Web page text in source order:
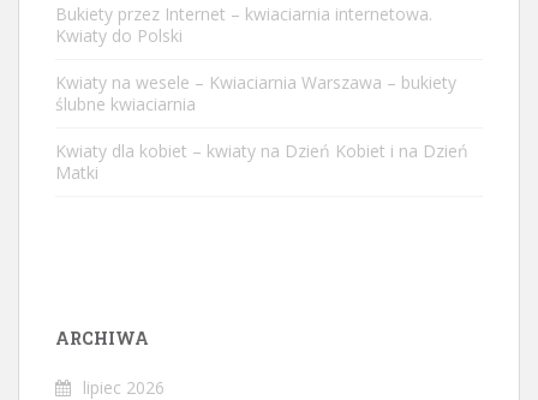
Bukiety przez Internet – kwiaciarnia internetowa.
Kwiaty do Polski
Kwiaty na wesele – Kwiaciarnia Warszawa – bukiety
ślubne kwiaciarnia
Kwiaty dla kobiet – kwiaty na Dzień Kobiet i na Dzień
Matki
ARCHIWA
lipiec 2026